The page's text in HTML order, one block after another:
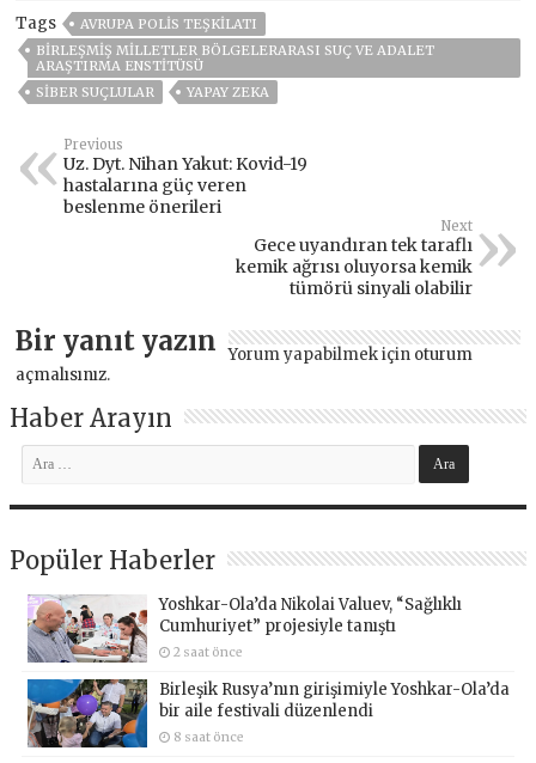
Tags
AVRUPA POLIS TEŞKILATI
BIRLEŞMIŞ MILLETLER BÖLGELERARASI SUÇ VE ADALET
ARAŞTIRMA ENSTITÜSÜ
SIBER SUÇLULAR
YAPAY ZEKA
Previous
Uz. Dyt. Nihan Yakut: Kovid-19
hastalarına güç veren
beslenme önerileri
Next
Gece uyandıran tek taraflı
kemik ağrısı oluyorsa kemik
tümörü sinyali olabilir
Bir yanıt yazın Yorum yapabilmek için oturum
açmalısınız.
Haber Arayın
Popüler Haberler
Yoshkar-Ola’da Nikolai Valuev, “Sağlıklı
Cumhuriyet” projesiyle tanıştı
2 saat önce
Birleşik Rusya’nın girişimiyle Yoshkar-Ola’da
bir aile festivali düzenlendi
8 saat önce